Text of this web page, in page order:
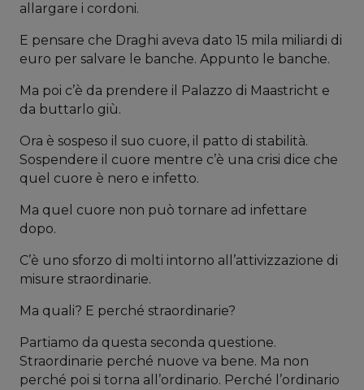
allargare i cordoni.
E pensare che Draghi aveva dato 15 mila miliardi di
euro per salvare le banche. Appunto le banche.
Ma poi c’è da prendere il Palazzo di Maastricht e
da buttarlo giù.
Ora è sospeso il suo cuore, il patto di stabilità.
Sospendere il cuore mentre c’è una crisi dice che
quel cuore è nero e infetto.
Ma quel cuore non può tornare ad infettare
dopo.
C’è uno sforzo di molti intorno all’attivizzazione di
misure straordinarie.
Ma quali? E perché straordinarie?
Partiamo da questa seconda questione.
Straordinarie perché nuove va bene. Ma non
perché poi si torna all’ordinario. Perché l’ordinario